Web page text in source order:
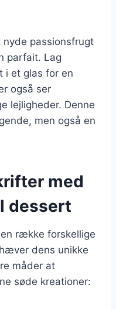
passionsfrugt
parfait. Lag
i et glas for en
også ser
lejligheder. Denne
men også en
med
dessert
række forskellige
dens unikke
måder at
søde kreationer: